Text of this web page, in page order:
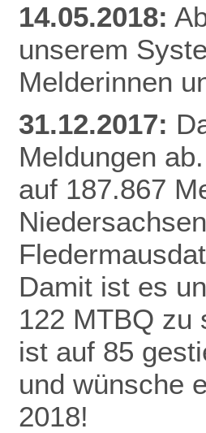
14.05.2018:
unserem
Melderinnen
31.12.2017:
Meldungen
auf 187.867
Damit ist es
122 MTBQ zu
ist auf 85
und wünsche
2018!